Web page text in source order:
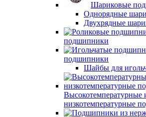
Шариковые
Однорядные
Двухрядные
подшипники
подшипники
Шайбы для
Высокотемпературные
низкотемпературные